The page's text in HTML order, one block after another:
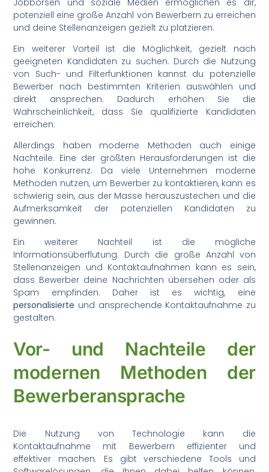
potenziell eine große Anzahl von Bewerbern zu erreichen
und deine Stellenanzeigen gezielt zu platzieren.
Ein weiterer Vorteil ist die Möglichkeit, gezielt nach
geeigneten Kandidaten zu suchen. Durch die Nutzung
von Such- und Filterfunktionen kannst du potenzielle
Bewerber nach bestimmten Kriterien auswählen und
direkt ansprechen. Dadurch erhöhen Sie die
Wahrscheinlichkeit, dass Sie qualifizierte Kandidaten
erreichen.
Allerdings haben moderne Methoden auch einige
Nachteile. Eine der größten Herausforderungen ist die
hohe Konkurrenz. Da viele Unternehmen moderne
Methoden nutzen, um Bewerber zu kontaktieren, kann es
schwierig sein, aus der Masse herauszustechen und die
Aufmerksamkeit der potenziellen Kandidaten zu
gewinnen.
Ein weiterer Nachteil ist die mögliche
Informationsüberflutung. Durch die große Anzahl von
Stellenanzeigen und Kontaktaufnahmen kann es sein,
dass Bewerber deine Nachrichten übersehen oder als
Spam empfinden. Daher ist es wichtig, eine
personalisierte und ansprechende Kontaktaufnahme zu
gestalten.
Vor- und Nachteile der
modernen Methoden der
Bewerberansprache
Die Nutzung von Technologie kann die
Kontaktaufnahme mit Bewerbern effizienter und
effektiver machen. Es gibt verschiedene Tools und